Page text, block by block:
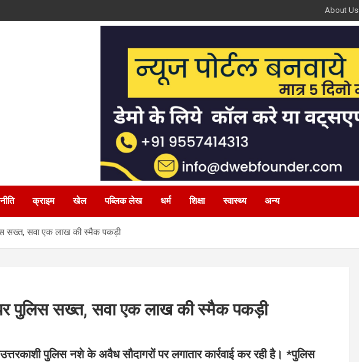
About Us
क्राइम खेल पब्लिक लेख धर्म शिक्षा स्वास्थ्य अन्य
सख्त, सवा एक लाख की स्मैक पकड़ी
पुलिस सख्त, सवा एक लाख की स्मैक पकड़ी
पुलिस नशे के अवैध सौदागरों पर लगातार कार्रवाई कर रही है। *पुलिस